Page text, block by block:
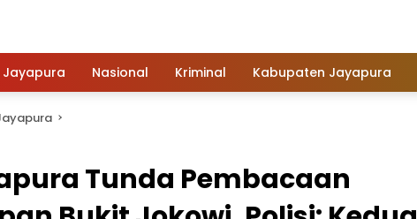
Jayapura Nasional Kriminal Kabupaten Jayapura
Tunda Pembacaan